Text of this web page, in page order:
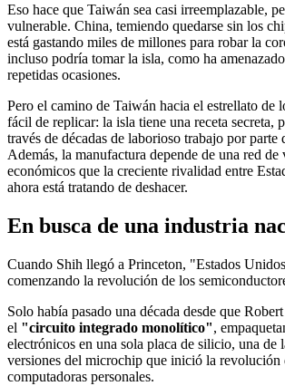
Eso hace que Taiwán sea casi irreemplazable,
vulnerable. China, temiendo quedarse sin los
está gastando miles de millones para robar la
incluso podría tomar la isla, como ha
repetidas ocasiones.
Pero el camino de Taiwán hacia el estrellato de
fácil de replicar: la isla tiene una receta secreta,
través de décadas de laborioso trabajo por parte
Además, la manufactura depende de una red de
económicos que la creciente rivalidad entre
ahora está tratando de deshacer.
En busca de una industria
Cuando Shih llegó a Princeton, "Estados Unidos
comenzando la revolución de los
Solo había pasado una década desde que
el "circuito integrado monolítico",
electrónicos en una sola placa de silicio, una de
versiones del microchip que inició la revolución
computadoras personales.